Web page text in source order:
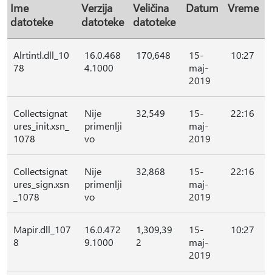
Ime
datoteke
Verzija
datoteke
Veličina
datoteke
Datum Vreme
Alrtintl.dll_10
78
16.0.468
4.1000
170,648
15-
maj-
2019
10:27
Collectsignat
ures_init.xsn_
1078
Nije
primenlji
vo
32,549
15-
maj-
2019
22:16
Collectsignat
ures_sign.xsn
_1078
Nije
primenlji
vo
32,868
15-
maj-
2019
22:16
Mapir.dll_107
8
16.0.472
9.1000
1,309,39
2
15-
maj-
2019
10:27